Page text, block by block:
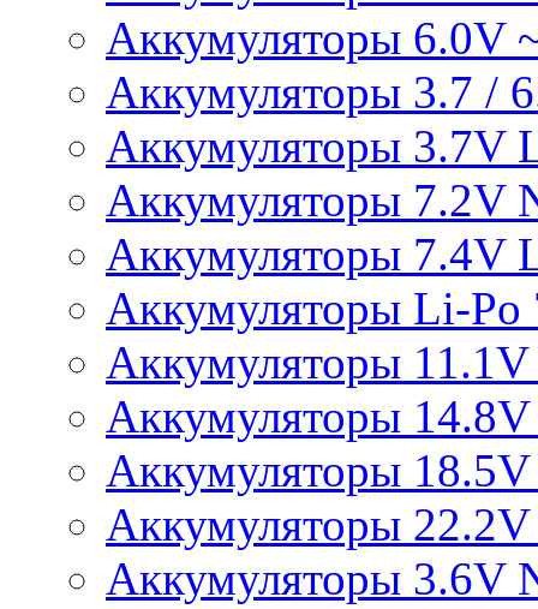
Аккумуляторы 6.0V
Аккумуляторы 3.7 /
Аккумуляторы 3.7V
Аккумуляторы 7.2V
Аккумуляторы 7.4V
Аккумуляторы Li-Po
Аккумуляторы
Аккумуляторы
Аккумуляторы
Аккумуляторы
Аккумуляторы 3.6V